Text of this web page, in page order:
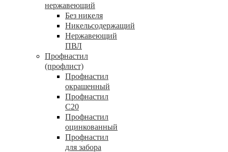
нержавеющий
Без никеля
Никельсодержащий
Нержавеющий
ПВЛ
Профнастил
(профлист)
Профнастил
окрашенный
Профнастил
С20
Профнастил
оцинкованный
Профнастил
для забора